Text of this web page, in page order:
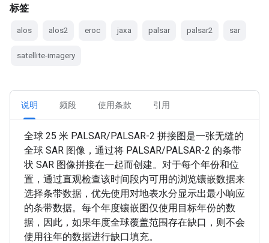
标签
alos alos2 eroc jaxa palsar palsar2 sar
satellite-imagery
说明 频段 使用条款 引用
全球 25 米 PALSAR/PALSAR-2 拼接图是一张无缝的
全球 SAR 图像，通过将 PALSAR/PALSAR-2 的条带
状 SAR 图像拼接在一起而创建。对于每个年份和位
置，通过直观检查该时间段内可用的浏览镶嵌数据来
选择条带数据，优先使用对地表水分显示出最小响应
的条带数据。每个年度镶嵌图仅使用目标年份的数
据，因此，如果年度全球覆盖范围存在缺口，则不会
使用往年的数据进行缺口填充。